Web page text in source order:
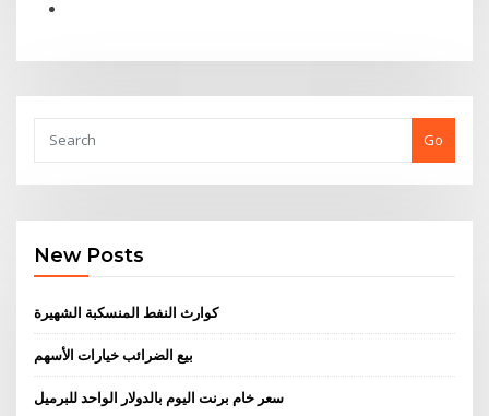
Go
New Posts
كوارث النفط المنسكبة الشهيرة
بيع الضرائب خيارات الأسهم
سعر خام برنت اليوم بالدولار الواحد للبرميل